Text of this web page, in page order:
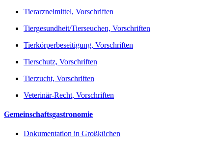
Tierarzneimittel, Vorschriften
Tiergesundheit/Tierseuchen, Vorschriften
Tierkörperbeseitigung, Vorschriften
Tierschutz, Vorschriften
Tierzucht, Vorschriften
Veterinär-Recht, Vorschriften
Gemeinschaftsgastronomie
Dokumentation in Großküchen